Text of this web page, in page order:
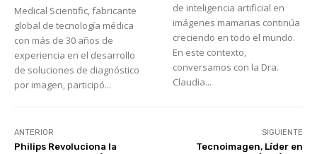
Medical Scientific, fabricante
global de tecnología médica
con más de 30 años de
experiencia en el desarrollo
de soluciones de diagnóstico
por imagen, participó...
de inteligencia artificial en
imágenes mamarias continúa
creciendo en todo el mundo.
En este contexto,
conversamos con la Dra.
Claudia...
ANTERIOR
Philips Revoluciona la
SIGUIENTE
Tecnoimagen, Líder en